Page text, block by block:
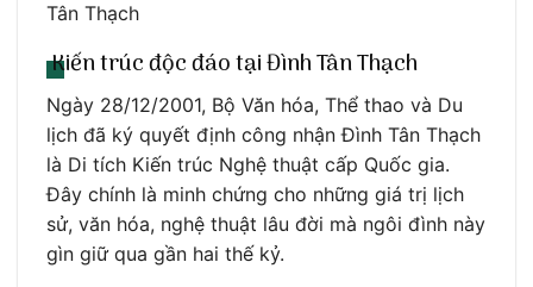
Tân Thạch
Kiến trúc độc đáo tại Đình Tân Thạch
Ngày 28/12/2001, Bộ Văn hóa, Thể thao và Du
lịch đã ký quyết định công nhận Đình Tân Thạch
là Di tích Kiến trúc Nghệ thuật cấp Quốc gia.
Đây chính là minh chứng cho những giá trị lịch
sử, văn hóa, nghệ thuật lâu đời mà ngôi đình này
gìn giữ qua gần hai thế kỷ.